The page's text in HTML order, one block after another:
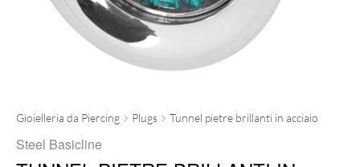
Gioielleria da Piercing Plugs Tunnel pietre brillanti in acciaio
Steel Basicline